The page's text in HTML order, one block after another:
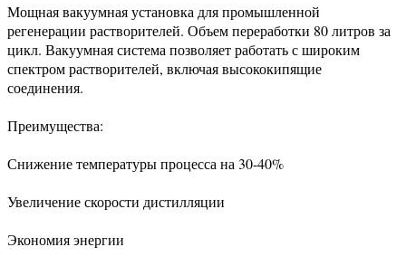
Мощная вакуумная установка для промышленной
регенерации растворителей. Объем переработки 80 литров за
цикл. Вакуумная система позволяет работать с широким
спектром растворителей, включая высококипящие
соединения.
Преимущества:
Снижение температуры процесса на 30-40%
Увеличение скорости дистилляции
Экономия энергии